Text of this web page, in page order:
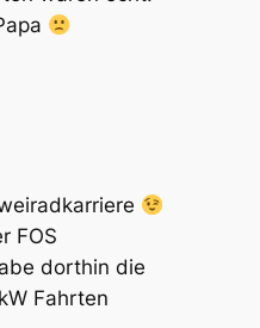
FOS
dorthin die
Fahrten